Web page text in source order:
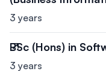
3 years
BSc (Hons) in
3 years